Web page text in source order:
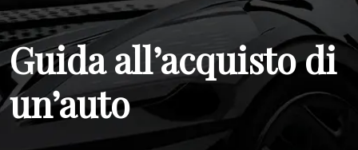
Guida all’acquisto di
un’auto